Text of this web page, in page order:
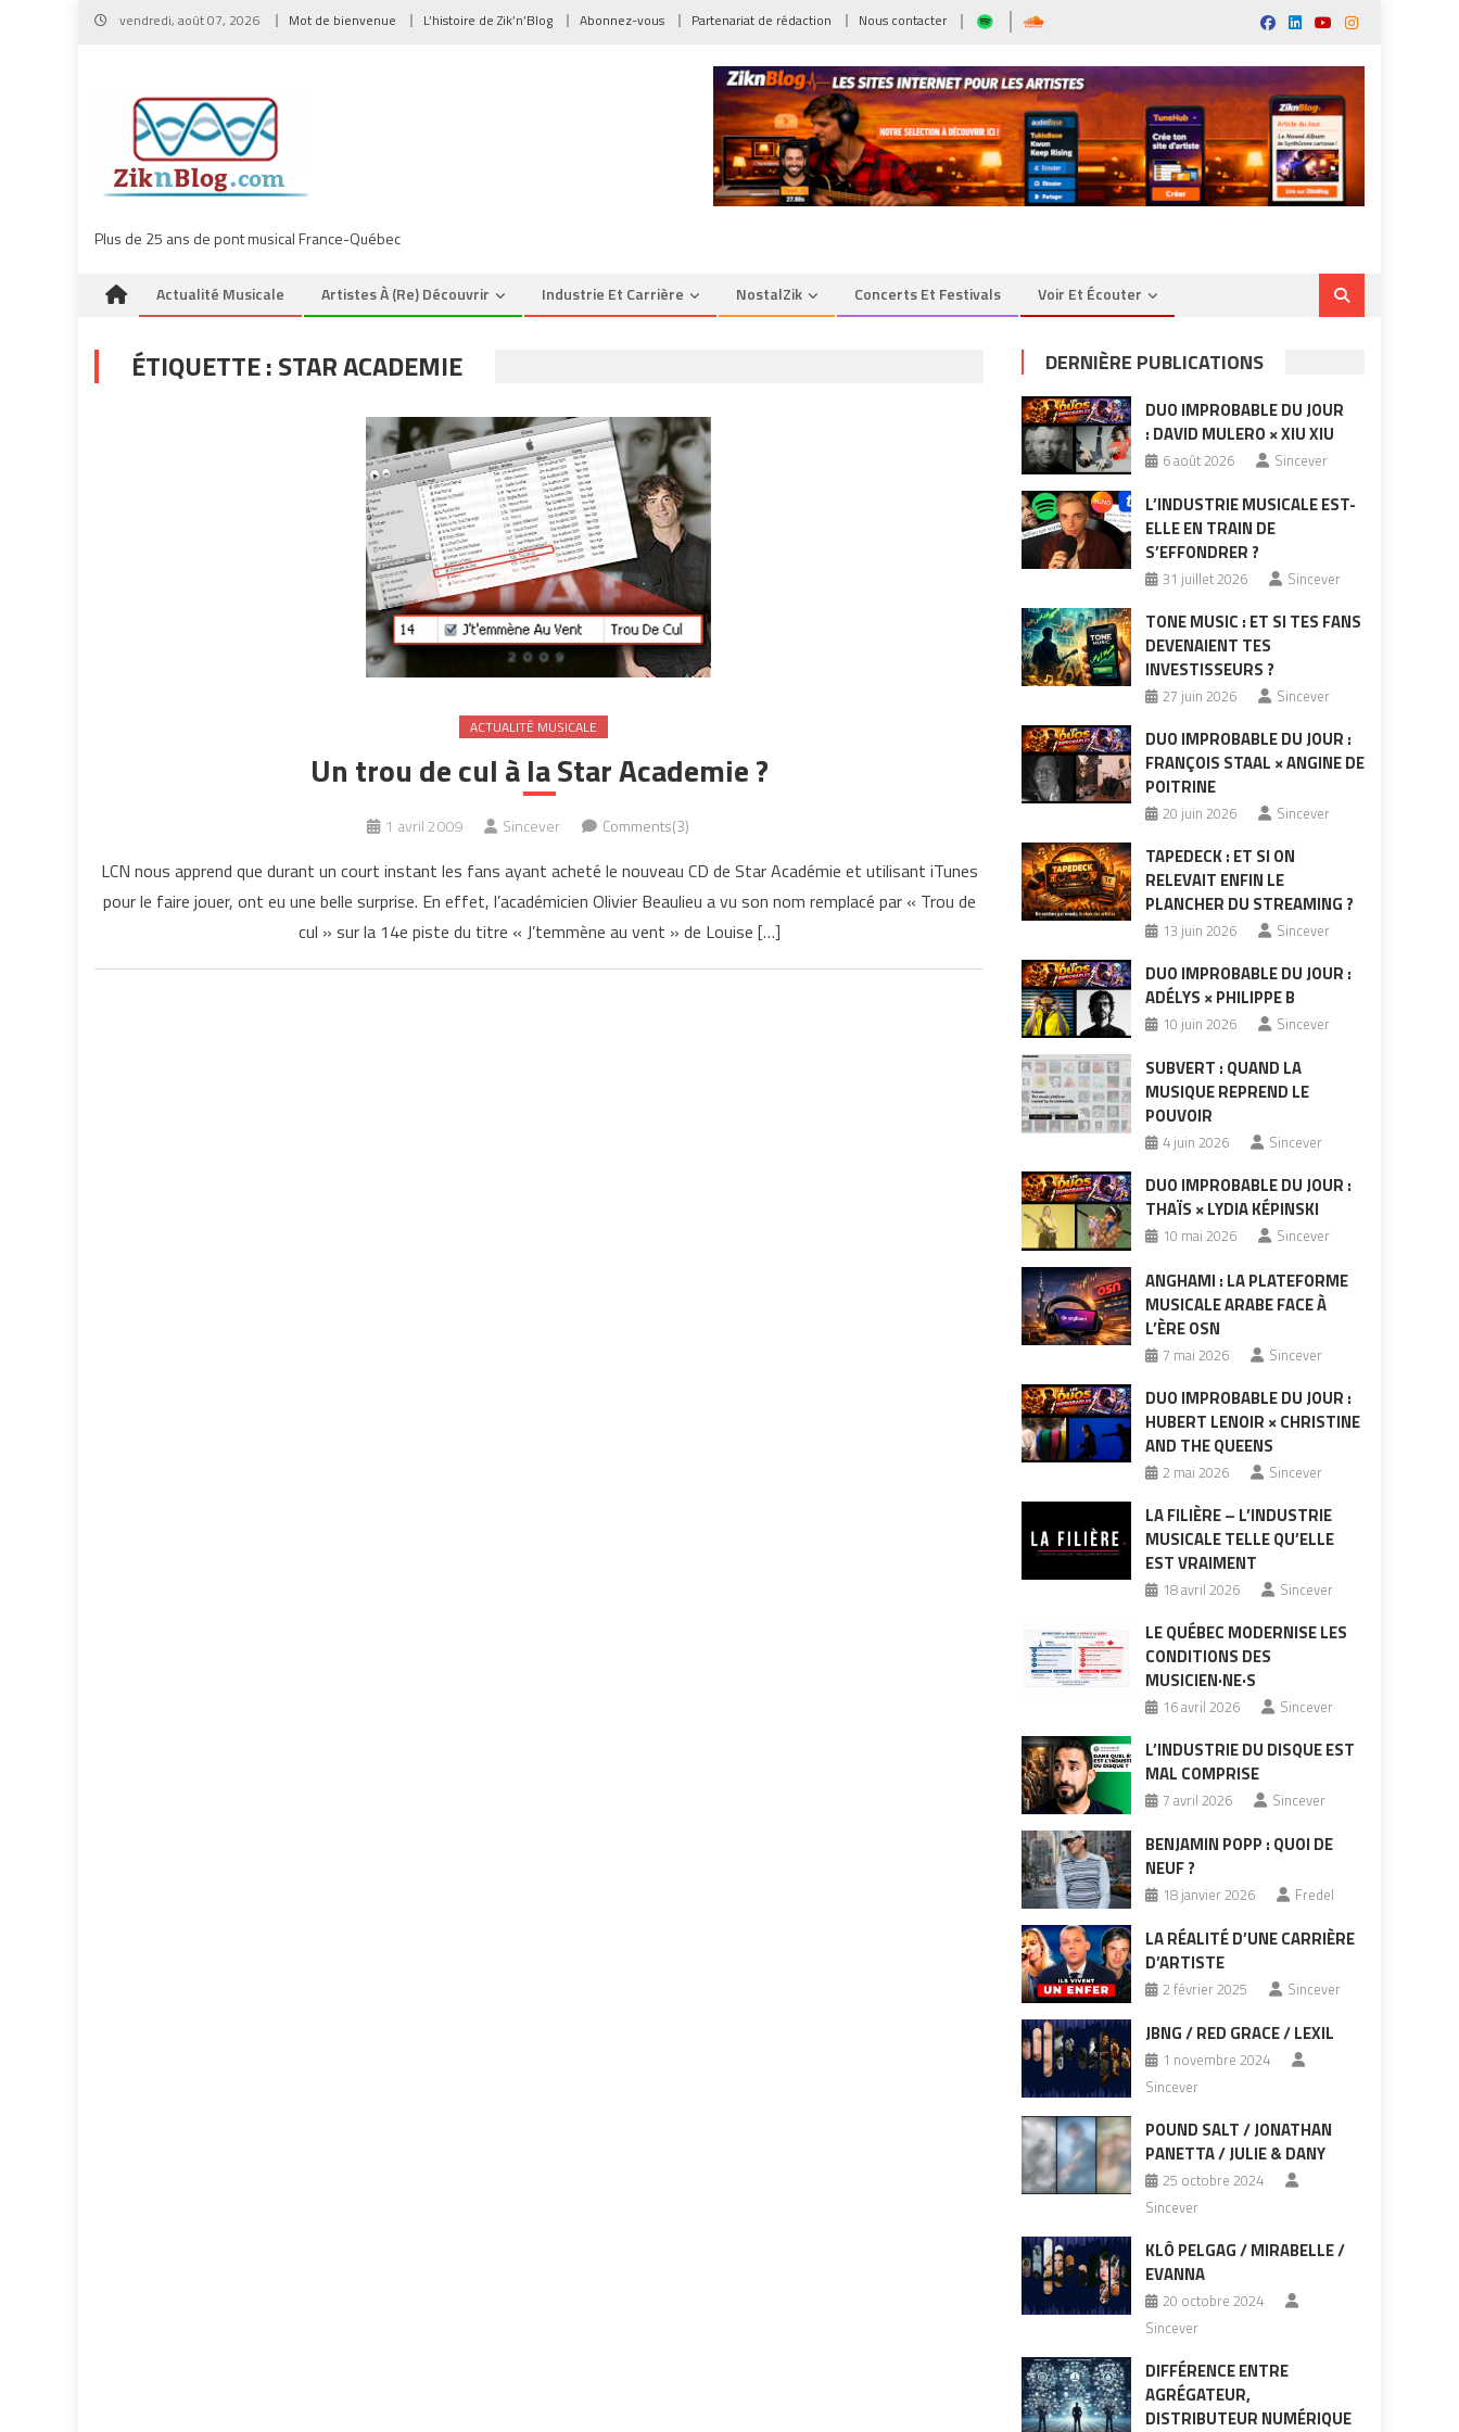
Skip
vendredi, août 07, 2026 Mot de bienvenue L’histoire de Zik’n’Blog Abonnez-vous Partenariat de rédaction Nous contacter
Plus de 25 ans de pont musical France-Québec
Actualité Musicale Artistes À (re) Découvrir Industrie Et Carrière NostalZik Concerts Et Festivals Voir Et Écouter
ÉTIQUETTE :STAR ACADEMIE
ACTUALITÉ MUSICALE
Un trou de cul à la Star Academie ?
1 avril 2009 Sincever Comments(3)
LCN nous apprend que durant un court instant les fans ayant acheté le nouveau CD de Star Académie et utilisant iTunes
pour le faire jouer, ont eu une belle surprise. En effet, l’académicien Olivier Beaulieu a vu son nom remplacé par « Trou de
cul » sur la 14e piste du titre « J’temmène au vent » de Louise […]
DERNIÈRE PUBLICATIONS
DUO IMPROBABLE DU JOUR
: DAVID MULERO × XIU XIU
6 août 2026 Sincever
L’INDUSTRIE MUSICALE EST-
ELLE EN TRAIN DE
S’EFFONDRER ?
31 juillet 2026 Sincever
TONE MUSIC : ET SI TES FANS
DEVENAIENT TES
INVESTISSEURS ?
27 juin 2026 Sincever
DUO IMPROBABLE DU JOUR :
FRANÇOIS STAAL × ANGINE DE
POITRINE
20 juin 2026 Sincever
TAPEDECK : ET SI ON
RELEVAIT ENFIN LE
PLANCHER DU STREAMING ?
13 juin 2026 Sincever
DUO IMPROBABLE DU JOUR :
ADÉLYS × PHILIPPE B
10 juin 2026 Sincever
SUBVERT : QUAND LA
MUSIQUE REPREND LE
POUVOIR
4 juin 2026 Sincever
DUO IMPROBABLE DU JOUR :
THAÏS × LYDIA KÉPINSKI
10 mai 2026 Sincever
ANGHAMI : LA PLATEFORME
MUSICALE ARABE FACE À
L’ÈRE OSN
7 mai 2026 Sincever
DUO IMPROBABLE DU JOUR :
HUBERT LENOIR × CHRISTINE
AND THE QUEENS
2 mai 2026 Sincever
LA FILIÈRE – L’INDUSTRIE
MUSICALE TELLE QU’ELLE
EST VRAIMENT
18 avril 2026 Sincever
LE QUÉBEC MODERNISE LES
CONDITIONS DES
MUSICIEN·NE·S
16 avril 2026 Sincever
L’INDUSTRIE DU DISQUE EST
MAL COMPRISE
7 avril 2026 Sincever
BENJAMIN POPP : QUOI DE
NEUF ?
18 janvier 2026 Fredel
LA RÉALITÉ D’UNE CARRIÈRE
D’ARTISTE
2 février 2025 Sincever
JBNG / RED GRACE / LEXIL
1 novembre 2024
Sincever
POUND SALT / JONATHAN
PANETTA / JULIE & DANY
25 octobre 2024
Sincever
KLÔ PELGAG / MIRABELLE /
EVANNA
20 octobre 2024
Sincever
DIFFÉRENCE ENTRE
AGRÉGATEUR,
DISTRIBUTEUR NUMÉRIQUE